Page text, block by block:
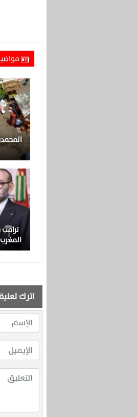
ترامب
اترك